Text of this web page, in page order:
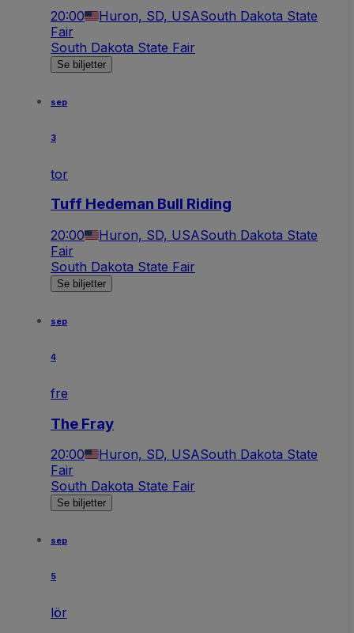
20:00 Huron, SD, USASouth Dakota State
Fair
South Dakota State Fair
Se biljetter
sep
3
tor
Tuff Hedeman Bull Riding
20:00 Huron, SD, USASouth Dakota State
Fair
South Dakota State Fair
Se biljetter
sep
4
fre
The Fray
20:00 Huron, SD, USASouth Dakota State
Fair
South Dakota State Fair
Se biljetter
sep
5
lör